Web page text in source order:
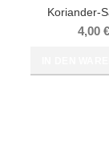
Koriander-
4,00 €